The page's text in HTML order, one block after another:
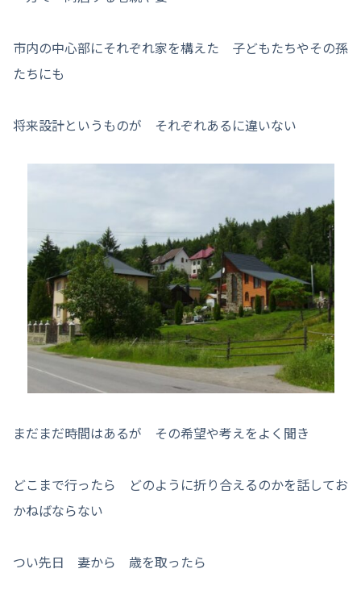
市内の中心部にそれぞれ家を構えた 子どもたちやその孫
たちにも
将来設計というものが それぞれあるに違いない
まだまだ時間はあるが その希望や考えをよく聞き
どこまで行ったら どのように折り合えるのかを話してお
かねばならない
つい先日 妻から 歳を取ったら